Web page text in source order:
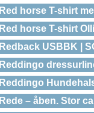
Red horse T-shirt
Red horse T-shirt
Redback USBBK |
Reddingo
Reddingo
Rede – åben. Stor